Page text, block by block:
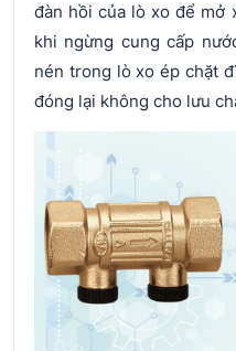
đàn hồi của lò xo để mở
khi ngừng cung cấp
nén trong lò xo ép chặt
đóng lại không cho lưu